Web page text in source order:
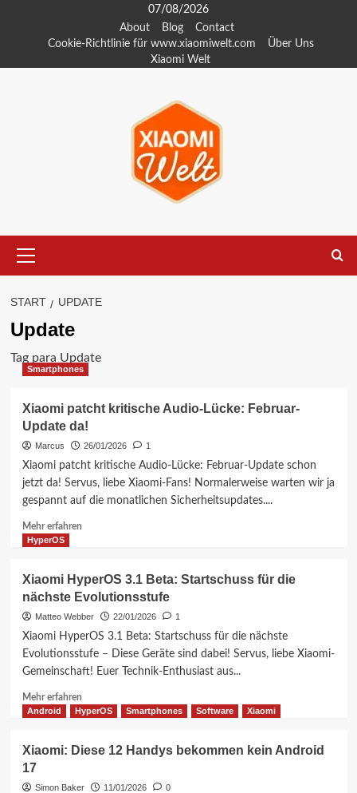
07/08/2026
About
Blog
Contact
Cookie-Richtlinie für www.xiaomiwelt.com
Über Uns
Xiaomi Welt
Menü
START UPDATE
Update
Tag para Update
Smartphones
Xiaomi patcht kritische Audio-Lücke: Februar-
Update da!
Marcus 26/01/2026 1
Xiaomi patcht kritische Audio-Lücke: Februar-Update schon
jetzt da! Servus, liebe Xiaomi-Fans! Normalerweise warten wir ja
gespannt auf die monatlichen Sicherheitsupdates....
Mehr erfahrenMehr
patcht
kritische
Audio-
Lücke:
Update
da!
HyperOS
Xiaomi HyperOS 3.1 Beta: Startschuss für die
nächste Evolutionsstufe
Matteo Webber 22/01/2026 1
Xiaomi HyperOS 3.1 Beta: Startschuss für die nächste
Evolutionsstufe – Diese Geräte sind dabei! Servus, liebe Xiaomi-
Gemeinschaft! Euer Technik-Enthusiast aus...
Mehr erfahrenMehr
Informationen
HyperOS
Beta:
Android HyperOS Smartphones Software Xiaomi
Xiaomi: Diese 12 Handys bekommen kein Android
17
Simon Baker 11/01/2026 0